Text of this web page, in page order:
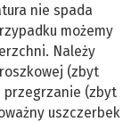
nie spada
możemy
Należy
(zbyt
przegrzanie (zbyt
uszczerbek